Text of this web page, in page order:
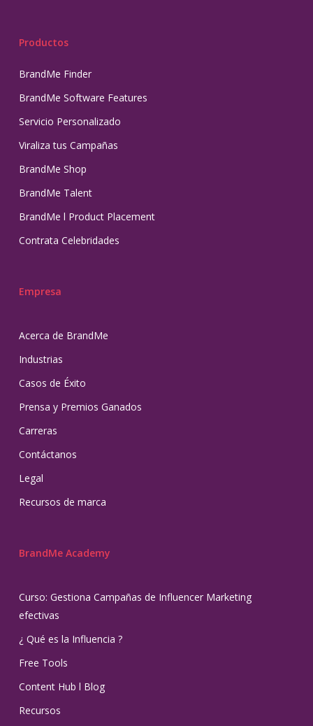
Productos
BrandMe Finder
BrandMe Software Features
Servicio Personalizado
Viraliza tus Campañas
BrandMe Shop
BrandMe Talent
BrandMe l Product Placement
Contrata Celebridades
Empresa
Acerca de BrandMe
Industrias
Casos de Éxito
Prensa y Premios Ganados
Carreras
Contáctanos
Legal
Recursos de marca
BrandMe Academy
Curso: Gestiona Campañas de Influencer Marketing
efectivas
¿ Qué es la Influencia ?
Free Tools
Content Hub l Blog
Recursos